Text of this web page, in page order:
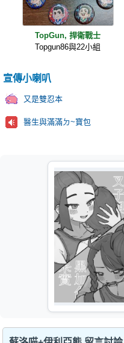
TopGun, 捍衛戰士
Topgun86與22小組
宣傳小喇叭
又是雙忍本
醫生與滿滿ㄉ~寶包